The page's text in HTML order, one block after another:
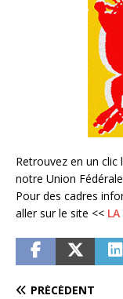
Retrouvez en un clic
notre Union
Pour des cadres
aller sur le site <<
PRÉCÉDENT